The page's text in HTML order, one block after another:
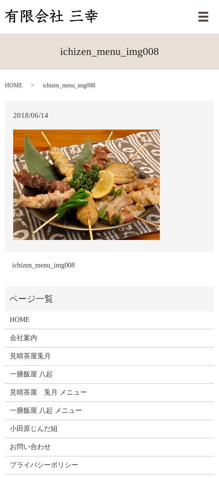
メ
ichizen_menu_img008
HOME ichizen_menu_img008
2018/06/14
ichizen_menu_img008
HOME
会社案内
見晴茶屋兎月
一膳飯屋 八起
見晴茶屋 兎月 メニュー
一膳飯屋 八起 メニュー
小田原じんだ組
お問い合わせ
プライバシーポリシー